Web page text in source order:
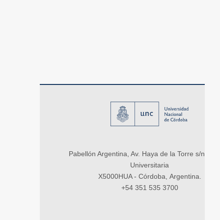
Pabellón Argentina, Av. Haya de la Torre s/n,
Universitaria
X5000HUA - Córdoba, Argentina.
+54 351 535 3700